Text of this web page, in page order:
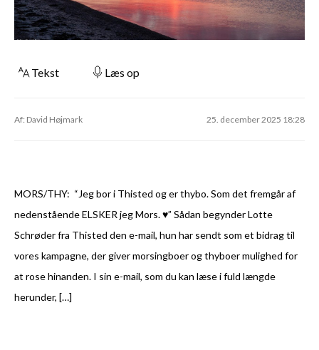
Tekst Læs op
Af: David Højmark 25. december 2025 18:28
MORS/THY: “Jeg bor i Thisted og er thybo. Som det fremgår af
nedenstående ELSKER jeg Mors. ♥️” Sådan begynder Lotte
Schrøder fra Thisted den e-mail, hun har sendt som et bidrag til
vores kampagne, der giver morsingboer og thyboer mulighed for
at rose hinanden. I sin e-mail, som du kan læse i fuld længde
herunder, […]